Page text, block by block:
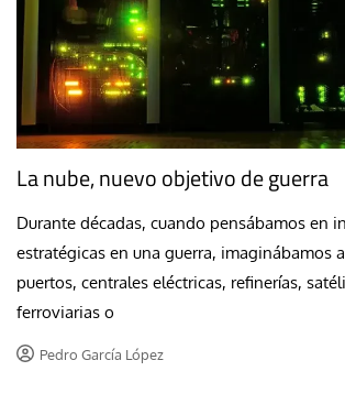
La nube, nuevo objetivo de guerra
Durante décadas, cuando pensábamos en
estratégicas en una guerra, imaginábamos
puertos, centrales eléctricas, refinerías,
ferroviarias o
Pedro García López